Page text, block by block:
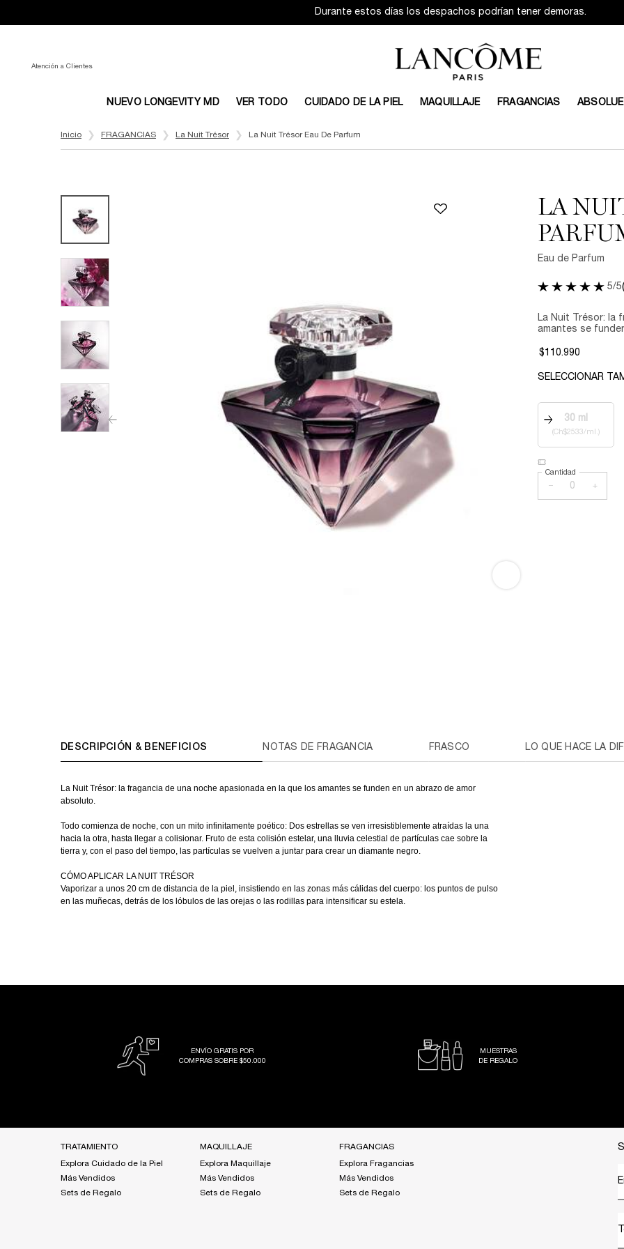
Durante estos días los despachos podrían tener demoras.
Atención a Clientes
NUEVO LONGEVITY MD VER TODO CUIDADO DE LA PIEL MAQUILLAJE FRAGANCIAS ABSOLUE
Inicio
FRAGANCIAS La Nuit Trésor La Nuit Trésor Eau De Parfum
LA
Eau de Parfum
5/5
La Nuit Trésor: la
amantes se
$110.990
SELECCIONAR
Selected
The
30 ml
(Ch$2533/ml.)
, 1 of 4
−
Cantidad
+
DESCRIPCIÓN & BENEFICIOS NOTAS DE FRAGANCIA FRASCO LO QUE HACE LA
La Nuit Trésor: la fragancia de una noche apasionada en la que los amantes se funden en un abrazo de amor
absoluto.
Todo comienza de noche, con un mito infinitamente poético: Dos estrellas se ven irresistiblemente atraídas la una
hacia la otra, hasta llegar a colisionar. Fruto de esta colisión estelar, una lluvia celestial de partículas cae sobre la
tierra y, con el paso del tiempo, las partículas se vuelven a juntar para crear un diamante negro.
CÓMO APLICAR LA NUIT TRÉSOR
Vaporizar a unos 20 cm de distancia de la piel, insistiendo en las zonas más cálidas del cuerpo: los puntos de pulso
en las muñecas, detrás de los lóbulos de las orejas o las rodillas para intensificar su estela.
ENVÍO GRATIS POR
COMPRAS SOBRE $50.000
MUESTRAS
DE REGALO
TRATAMIENTO
Explora Cuidado de la Piel
Más Vendidos
Sets de Regalo
MAQUILLAJE
Explora Maquillaje
Más Vendidos
Sets de Regalo
FRAGANCIAS
Explora Fragancias
Más Vendidos
Sets de Regalo